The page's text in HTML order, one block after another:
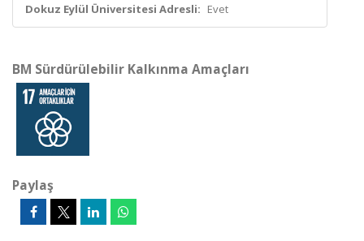
Dokuz Eylül Üniversitesi Adresli: Evet
BM Sürdürülebilir Kalkınma Amaçları
Paylaş